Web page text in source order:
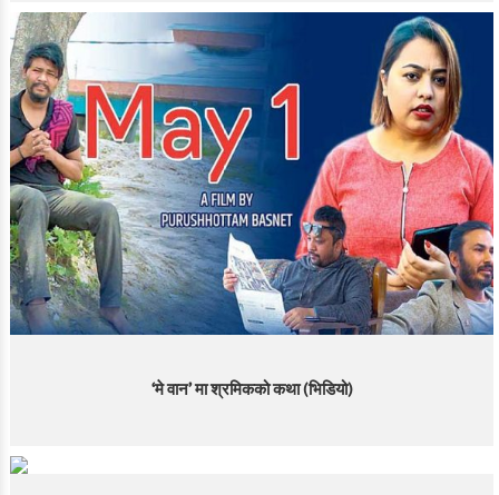
‘मे वान’ मा श्रमिकको कथा (भिडियो)